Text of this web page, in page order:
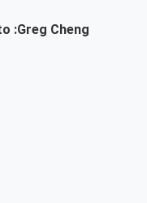
:Greg Cheng